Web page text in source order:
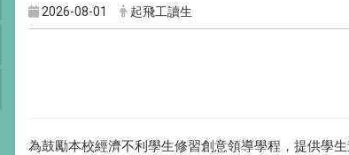
2026-08-01 起飛工讀生
為鼓勵本校經濟不利學生修習創意領導學程，提供學